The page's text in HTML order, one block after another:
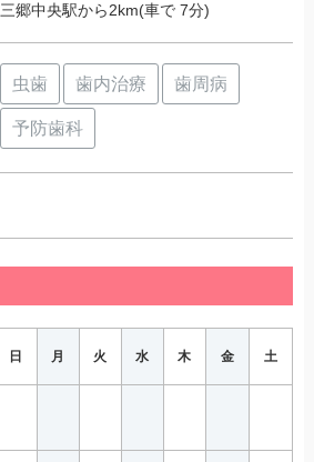
三郷中央駅から2km(車で 7分)
虫歯 歯内治療 歯周病
予防歯科
日 月 火 水 木 金 土